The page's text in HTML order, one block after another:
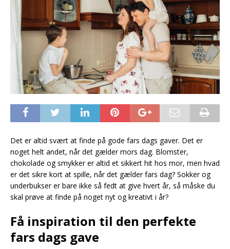
Det er altid svært at finde på gode fars dags gaver. Det er
noget helt andet, når det gælder mors dag. Blomster,
chokolade og smykker er altid et sikkert hit hos mor, men hvad
er det sikre kort at spille, når det gælder fars dag? Sokker og
underbukser er bare ikke så fedt at give hvert år, så måske du
skal prøve at finde på noget nyt og kreativt i år?
Få inspiration til den perfekte
fars dags gave